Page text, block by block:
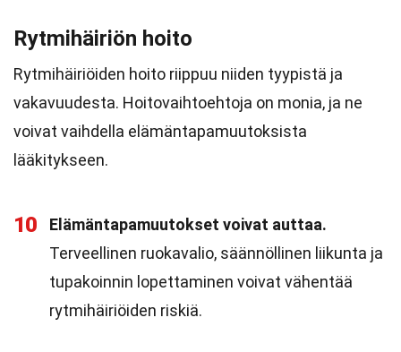
Rytmihäiriön hoito
Rytmihäiriöiden hoito riippuu niiden tyypistä ja
vakavuudesta. Hoitovaihtoehtoja on monia, ja ne
voivat vaihdella elämäntapamuutoksista
lääkitykseen.
10
Elämäntapamuutokset voivat auttaa.
Terveellinen ruokavalio, säännöllinen liikunta ja
tupakoinnin lopettaminen voivat vähentää
rytmihäiriöiden riskiä.